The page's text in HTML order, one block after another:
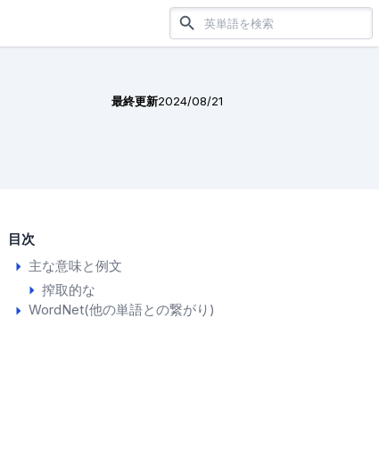
最終更新2024/08/21
目次
主な意味と例文
搾取的な
WordNet(他の単語との繋がり)